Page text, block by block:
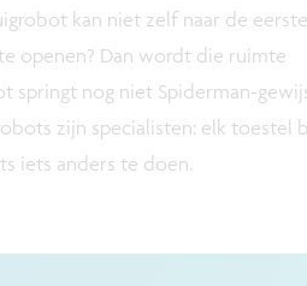
kan niet zelf naar de eerste
openen? Dan wordt die ruimte
springt nog niet Spiderman-
zijn specialisten: elk toestel
iets anders te doen.